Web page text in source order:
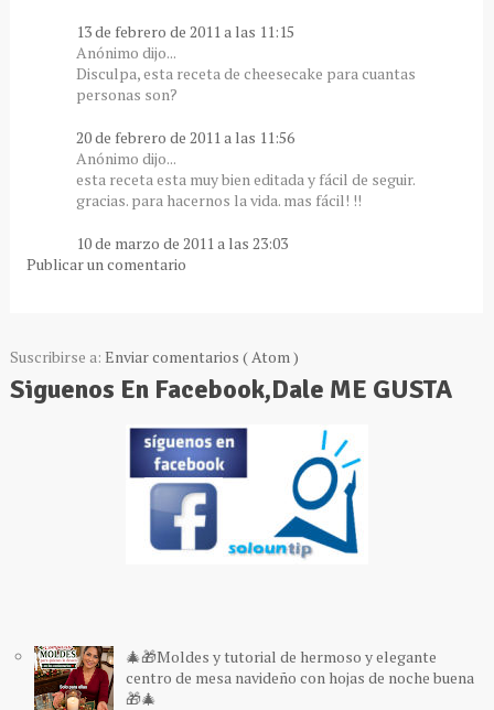
13 de febrero de 2011 a las 11:15
Anónimo dijo...
Disculpa, esta receta de cheesecake para cuantas
personas son?
20 de febrero de 2011 a las 11:56
Anónimo dijo...
esta receta esta muy bien editada y fácil de seguir.
gracias. para hacernos la vida. mas fácil! !!
10 de marzo de 2011 a las 23:03
Publicar un comentario
Suscribirse a: Enviar comentarios ( Atom )
Siguenos En Facebook,Dale ME GUSTA
🎄🎁Moldes y tutorial de hermoso y elegante
centro de mesa navideño con hojas de noche buena
🎁🎄